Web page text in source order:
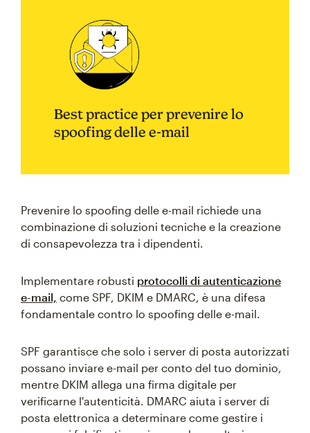
Best practice per prevenire lo
spoofing delle e-mail
Prevenire lo spoofing delle e-mail richiede una
combinazione di soluzioni tecniche e la creazione
di consapevolezza tra i dipendenti.
Implementare robusti protocolli di autenticazione
e-mail, come SPF, DKIM e DMARC, è una difesa
fondamentale contro lo spoofing delle e-mail.
SPF garantisce che solo i server di posta autorizzati
possano inviare e-mail per conto del tuo dominio,
mentre DKIM allega una firma digitale per
verificarne l'autenticità. DMARC aiuta i server di
posta elettronica a determinare come gestire i